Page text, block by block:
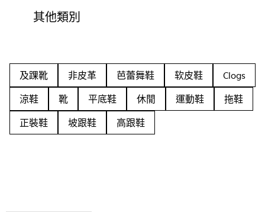
其他類別
及踝靴 非皮革 芭蕾舞鞋 软皮鞋
Clogs
涼鞋
靴 平底鞋 休閒 運動鞋
拖鞋
正裝鞋
坡跟鞋 高跟鞋